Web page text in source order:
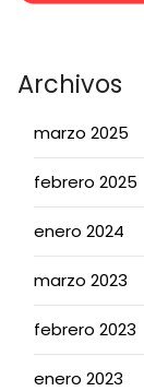
Archivos
marzo 2025
febrero 2025
enero 2024
marzo 2023
febrero 2023
enero 2023